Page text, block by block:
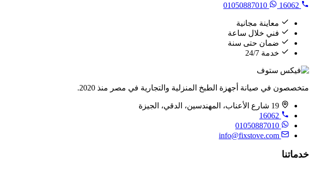
16062
01050887010
معاينة مجانية
فني خلال ساعة
ضمان حتى سنة
خدمة 24/7
متخصصون في صيانة أجهزة الطبخ المنزلية والتجارية في مصر منذ 2020.
19 شارع الأعناب، المهندسين، الدقي، الجيزة
16062
01050887010
info@fixstove.com
خدماتنا